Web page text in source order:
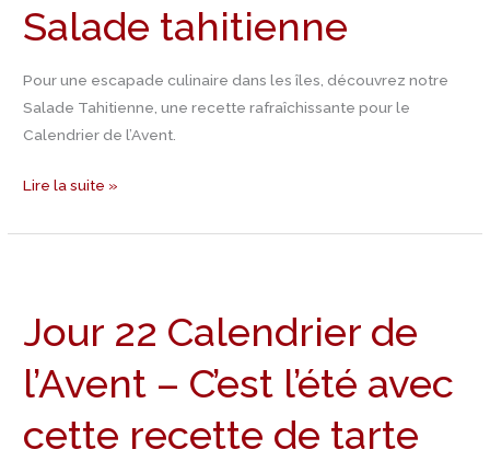
Salade tahitienne
Pour une escapade culinaire dans les îles, découvrez notre
Salade Tahitienne, une recette rafraîchissante pour le
Calendrier de l’Avent.
Recette
Salade
tahitienne
Lire la suite »
Jour 22 Calendrier de
l’Avent – C’est l’été avec
cette recette de tarte
Calendrier
de
l’Avent
C’est